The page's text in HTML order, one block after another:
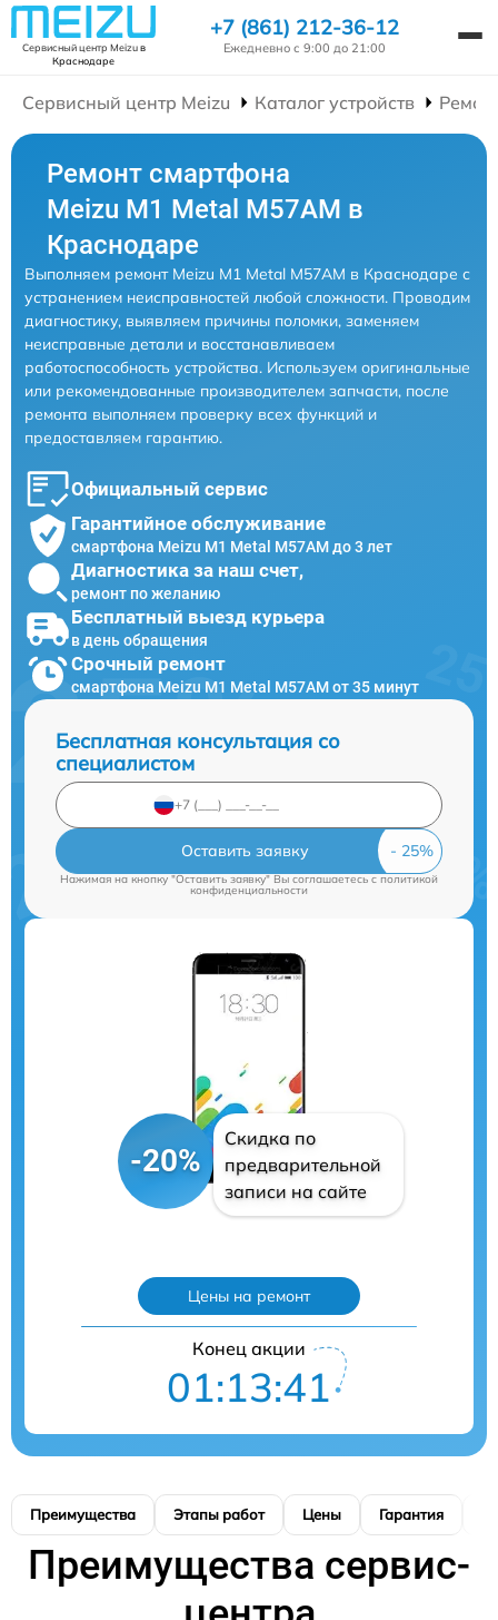
Сервисный центр Meizuв
Краснодаре
+7 (861) 212-36-12
Ежедневно с 9:00 до 21:00
Сервисный центр Meizu Каталог устройств
Ремонт смартфона
Meizu M1 Metal M57AM в
Краснодаре
Выполняем ремонт Meizu M1 Metal M57AM в Краснодаре с
устранением неисправностей любой сложности. Проводим
диагностику, выявляем причины поломки, заменяем
неисправные детали и восстанавливаем
работоспособность устройства. Используем оригинальные
или рекомендованные производителем запчасти, после
ремонта выполняем проверку всех функций и
предоставляем гарантию.
Официальный сервис
Гарантийное обслуживание
смартфона Meizu M1 Metal M57AM до 3 лет
Диагностика за наш счет,
ремонт по желанию
Бесплатный выезд курьера
в день обращения
Срочный ремонт
смартфона Meizu M1 Metal M57AM от 35 минут
Бесплатная консультация со
специалистом
Оставить заявку
Нажимая на кнопку "Оставить заявку" Вы соглашаетесь cполитикой
конфиденциальности
-20%
Скидка по
предварительной
записи на сайте
Цены на ремонт
Конец акции
01:13:40
Преимущества Этапы работ Цены Гарантия
Преимущества сервис-